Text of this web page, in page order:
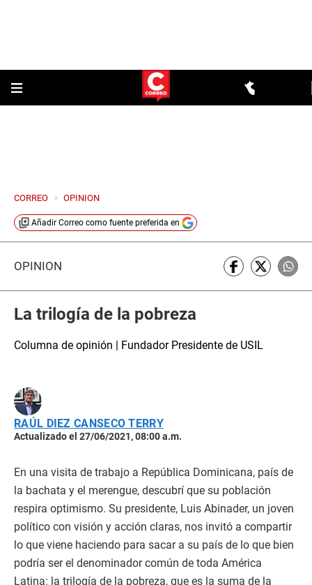
CORREO > OPINION
Añadir Correo como fuente preferida en
OPINIÓN
La trilogía de la pobreza
Columna de opinión | Fundador Presidente de USIL
RAÚL DIEZ CANSECO TERRY
Actualizado el 27/06/2021, 08:00 a.m.
En una visita de trabajo a República Dominicana, país de
la bachata y el merengue, descubrí que su población
respira optimismo. Su presidente, Luis Abinader, un joven
político con visión y acción claras, nos invitó a compartir
lo que viene haciendo para sacar a su país de lo que bien
podría ser el denominador común de toda América
Latina: la trilogía de la pobreza, que es la suma de la